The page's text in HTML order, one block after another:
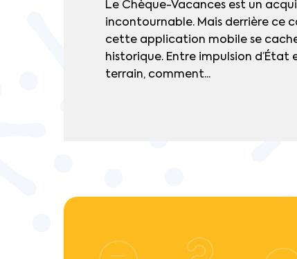
Le Chèque-Vacances est un
incontournable. Mais derrière ce
cette application mobile se
historique. Entre impulsion
terrain, comment...